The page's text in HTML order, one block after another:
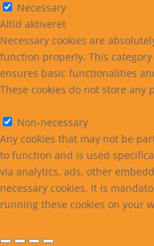
Necessary
Altid aktiveret
Necessary cookies are
function properly. This
ensures basic functionalities
These cookies do not store any
Non-necessary
Any cookies that may not be
to function and is used
via analytics, ads, other
necessary cookies. It is
running these cookies on your